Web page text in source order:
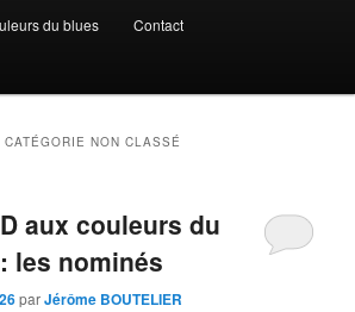
du blues Contact
CATÉGORIENON CLASSÉ
aux couleurs du
les nominés
parJérôme BOUTELIER